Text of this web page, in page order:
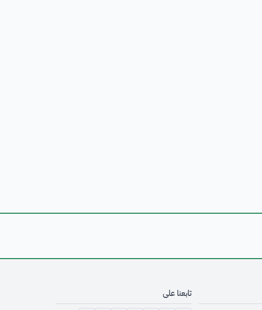
تابعنا على